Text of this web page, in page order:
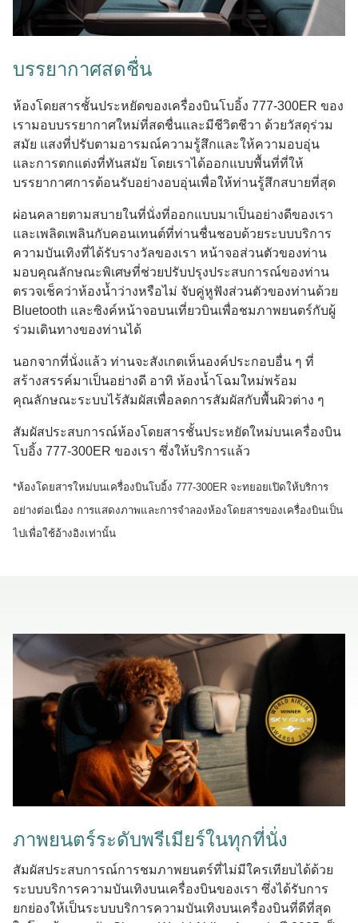
บรรยากาศสดชื่น
ห้องโดยสารชั้นประหยัดของเครื่องบินโบอิ้ง 777-300ER ของ
เรามอบบรรยากาศใหม่ที่สดชื่นและมีชีวิตชีวา ด้วยวัสดุร่วม
สมัย แสงที่ปรับตามอารมณ์ความรู้สึกและให้ความอบอุ่น
และการตกแต่งที่ทันสมัย โดยเราได้ออกแบบพื้นที่ที่ให้
บรรยากาศการต้อนรับอย่างอบอุ่นเพื่อให้ท่านรู้สึกสบายที่สุด
ผ่อนคลายตามสบายในที่นั่งที่ออกแบบมาเป็นอย่างดีของเรา
และเพลิดเพลินกับคอนเทนต์ที่ท่านชื่นชอบด้วยระบบบริการ
ความบันเทิงที่ได้รับรางวัลของเรา หน้าจอส่วนตัวของท่าน
มอบคุณลักษณะพิเศษที่ช่วยปรับปรุงประสบการณ์ของท่าน
ตรวจเช็คว่าห้องน้ำว่างหรือไม่ จับคู่หูฟังส่วนตัวของท่านด้วย
Bluetooth และซิงค์หน้าจอบนเที่ยวบินเพื่อชมภาพยนตร์กับผู้
ร่วมเดินทางของท่านได้
นอกจากที่นั่งแล้ว ท่านจะสังเกตเห็นองค์ประกอบอื่น ๆ ที่
สร้างสรรค์มาเป็นอย่างดี อาทิ ห้องน้ำโฉมใหม่พร้อม
คุณลักษณะระบบไร้สัมผัสเพื่อลดการสัมผัสกับพื้นผิวต่าง ๆ
สัมผัสประสบการณ์ห้องโดยสารชั้นประหยัดใหม่บนเครื่องบิน
โบอิ้ง 777-300ER ของเรา ซึ่งให้บริการแล้ว
*ห้องโดยสารใหม่บนเครื่องบินโบอิ้ง 777-300ER จะทยอยเปิดให้บริการ
อย่างต่อเนื่อง การแสดงภาพและการจําลองห้องโดยสารของเครื่องบินเป็น
ไปเพื่อใช้อ้างอิงเท่านั้น
ภาพยนตร์ระดับพรีเมียร์ในทุกที่นั่ง
สัมผัสประสบการณ์การชมภาพยนตร์ที่ไม่มีใครเทียบได้ด้วย
ระบบบริการความบันเทิงบนเครื่องบินของเรา ซึ่งได้รับการ
ยกย่องให้เป็นระบบบริการความบันเทิงบนเครื่องบินที่ดีที่สุด